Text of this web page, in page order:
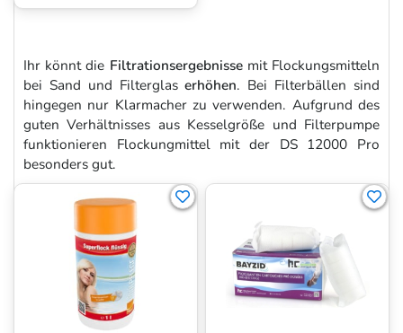
Ihr könnt die Filtrationsergebnissemit Flockungsmitteln
bei Sand und Filterglaserhöhen. Bei Filterbällen sind
hingegen nur Klarmacher zu verwenden. Aufgrund des
guten Verhältnisses aus Kesselgröße und Filterpumpe
funktionieren Flockungmittel mit der DS 12000 Pro
besonders gut.